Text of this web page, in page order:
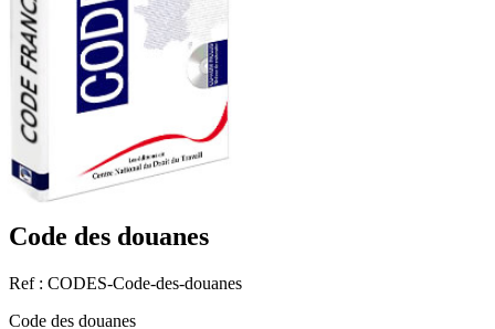
Code des douanes
Ref : CODES-Code-des-douanes
Code des douanes